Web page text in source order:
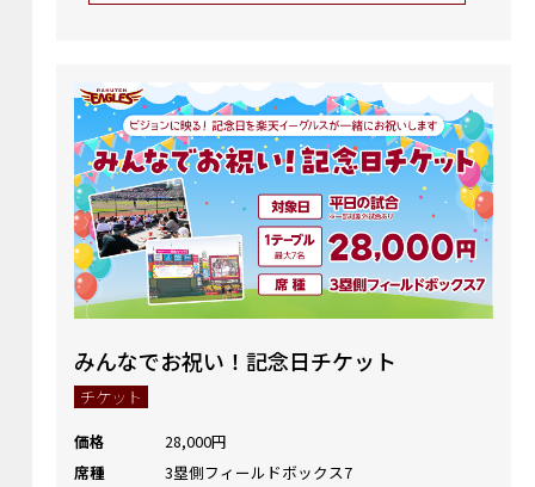
みんなでお祝い！記念日チケット
チケット
価格
28,000円
席種
3塁側フィールドボックス7